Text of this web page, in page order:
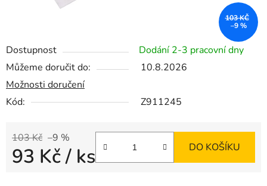
Dostupnost
Dodání 2-3 pracovní dny
Můžeme doručit do:
10.8.2026
Možnosti doručení
Kód:
Z911245
103 Kč –9 %
93 Kč/ ks DO KOŠÍKU
103 KČ
–9 %